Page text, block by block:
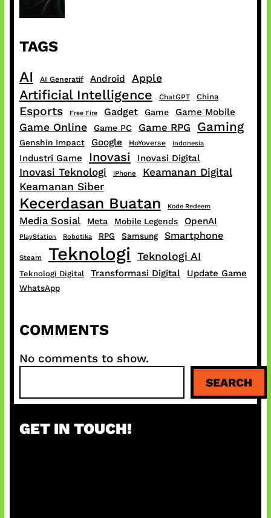
TAGS
AI AI Generatif Android Apple
Artificial Intelligence ChatGPT China
Esports Free Fire Gadget Game Game Mobile
Game Online Game PC Game RPG Gaming
Genshin Impact Google HoYoverse Indonesia
Industri Game Inovasi Inovasi Digital
Inovasi Teknologi iPhone
Keamanan Digital
Keamanan Siber
Kecerdasan Buatan Kode Redeem
Media Sosial Meta Mobile Legends OpenAI
PlayStation Robotika RPG Samsung Smartphone
Steam Teknologi Teknologi AI
Teknologi Digital Transformasi Digital Update Game
WhatsApp
COMMENTS
No comments to show.
a
c
SEARCH
GET IN TOUCH!